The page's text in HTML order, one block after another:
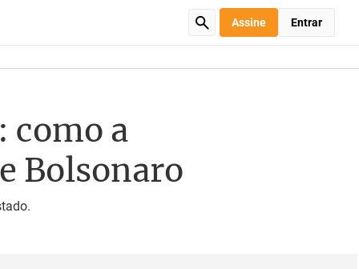
Assine Entrar
a
Bolsonaro